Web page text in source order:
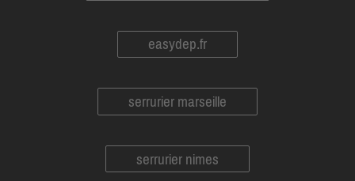
easydep.fr
serrurier marseille
serrurier nimes